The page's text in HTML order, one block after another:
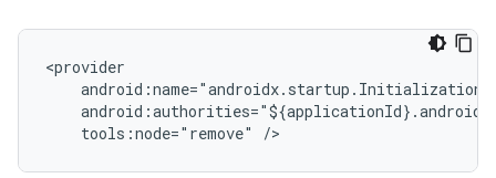
tools:node="remove"